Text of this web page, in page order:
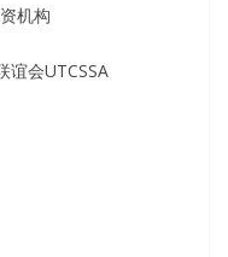
机构
谊会UTCSSA